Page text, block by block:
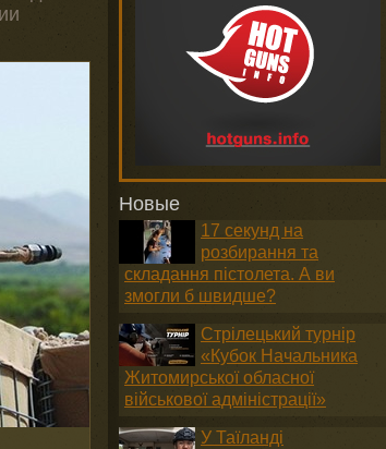
Новые
17 секунд на
розбирання та
складання пістолета. А ви
змогли б швидше?
Стрілецький турнір
«Кубок Начальника
Житомирської обласної
військової адміністрації»
У Таїланді